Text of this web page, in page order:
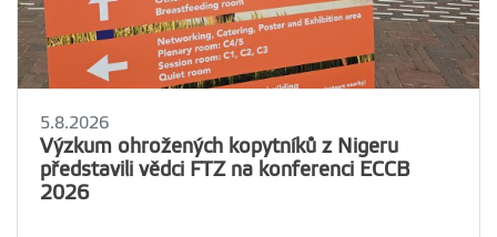
5.8.2026
Výzkum ohrožených kopytníků z Nigeru
představili vědci FTZ na konferenci ECCB
2026